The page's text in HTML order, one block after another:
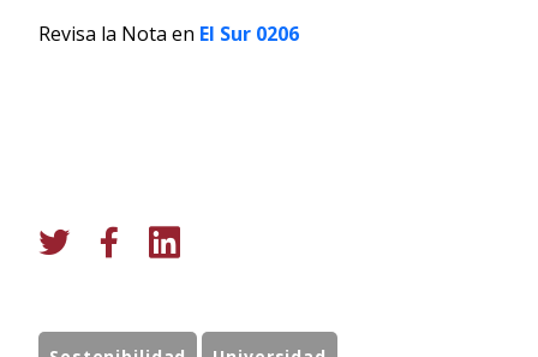
Revisa la Nota en El Sur 0206